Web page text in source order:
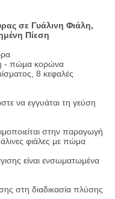
σε Γυάλινη Φιάλη,
Πίεση
- πώμα κορώνα
8 κεφαλές
να εγγυάται τη γεύση
στην παραγωγή
φιάλες με πώμα
είναι ενσωματωμένα
στη διαδικασία πλύσης